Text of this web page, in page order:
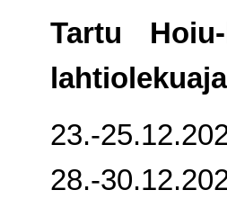
Tartu
23.-
28.-